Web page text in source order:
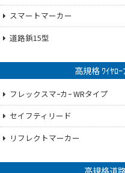
スマートマーカー
道路鋲15型
高規格 ﾜｲﾔﾛ
フレックスマｰカｰ WRタイプ
セイフティリード
リフレクトマーカー
高規格道